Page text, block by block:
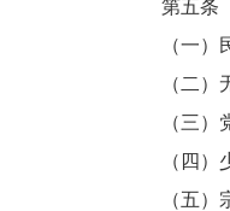
第五条
（一）民
（二）无
（三）党
（四）少
（五）宗